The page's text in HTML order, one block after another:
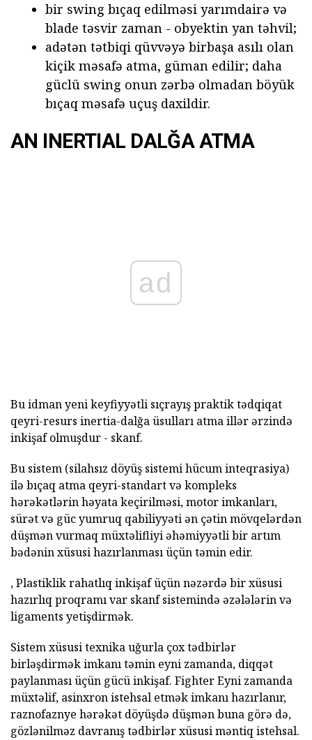
bir swing bıçaq edilməsi yarımdairə və
blade təsvir zaman - obyektin yan təhvil;
adətən tətbiqi qüvvəyə birbaşa asılı olan
kiçik məsafə atma, güman edilir; daha
güclü swing onun zərbə olmadan böyük
bıçaq məsafə uçuş daxildir.
AN INERTIAL DALĞA ATMA
ad
Bu idman yeni keyfiyyətli sıçrayış praktik tədqiqat
qeyri-resurs inertia-dalğa üsulları atma illər ərzində
inkişaf olmuşdur - skanf.
Bu sistem (silahsız döyüş sistemi hücum inteqrasiya)
ilə bıçaq atma qeyri-standart və kompleks
hərəkətlərin həyata keçirilməsi, motor imkanları,
sürət və güc yumruq qabiliyyəti ən çətin mövqelərdən
düşmən vurmaq müxtəlifliyi əhəmiyyətli bir artım
bədənin xüsusi hazırlanması üçün təmin edir.
, Plastiklik rahatlıq inkişaf üçün nəzərdə bir xüsusi
hazırlıq proqramı var skanf sistemində əzələlərin və
ligaments yetişdirmək.
Sistem xüsusi texnika uğurla çox tədbirlər
birləşdirmək imkanı təmin eyni zamanda, diqqət
paylanması üçün gücü inkişaf. Fighter Eyni zamanda
müxtəlif, asinxron istehsal etmək imkanı hazırlanır,
raznofaznye hərəkət döyüşdə düşmən buna görə də,
gözlənilməz davranış tədbirlər xüsusi məntiq istehsal.